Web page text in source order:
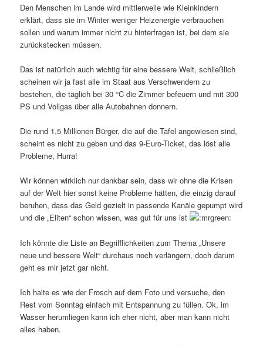
Den Menschen im Lande wird mittlerweile wie Kleinkindern
erklärt, dass sie im Winter weniger Heizenergie verbrauchen
sollen und warum immer nicht zu hinterfragen ist, bei dem sie
zurückstecken müssen.
Das ist natürlich auch wichtig für eine bessere Welt, schließlich
scheinen wir ja fast alle im Staat aus Verschwendern zu
bestehen, die täglich bei 30 °C die Zimmer befeuern und mit 300
PS und Vollgas über alle Autobahnen donnern.
Die rund 1,5 Millionen Bürger, die auf die Tafel angewiesen sind,
scheint es nicht zu geben und das 9-Euro-Ticket, das löst alle
Probleme, Hurra!
Wir können wirklich nur dankbar sein, dass wir ohne die Krisen
auf der Welt hier sonst keine Probleme hätten, die einzig darauf
beruhen, dass das Geld gezielt in passende Kanäle gepumpt wird
und die „Eliten“ schon wissen, was gut für uns ist
Ich könnte die Liste an Begrifflichkeiten zum Thema „Unsere
neue und bessere Welt“ durchaus noch verlängern, doch darum
geht es mir jetzt gar nicht.
Ich halte es wie der Frosch auf dem Foto und versuche, den
Rest vom Sonntag einfach mit Entspannung zu füllen. Ok, im
Wasser herumliegen kann ich eher nicht, aber man kann nicht
alles haben.